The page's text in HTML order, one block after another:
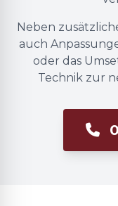
Neben
auch
oder das
Technik zur